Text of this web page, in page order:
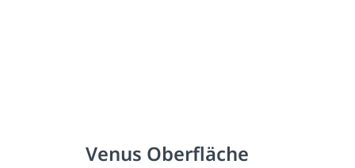
Venus Oberfläche